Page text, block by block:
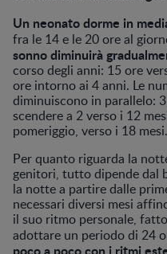
Un neonato dorme in
fra le 14 e le 20 ore al
sonno diminuirà
corso degli anni: 15 ore
ore intorno ai 4 anni. Le
diminuiscono in parallelo:
scendere a 2 verso i 12
pomeriggio, verso i 18 mesi.
Per quanto riguarda la
genitori, tutto dipende dal
la notte a partire dalle
necessari diversi mesi
il suo ritmo personale,
adottare un periodo di 24